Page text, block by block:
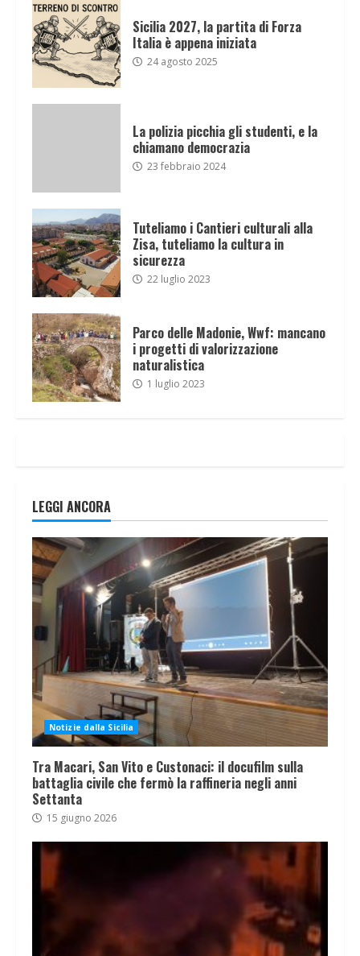
Sicilia 2027, la partita di Forza
Italia è appena iniziata
24 agosto 2025
La polizia picchia gli studenti, e la
chiamano democrazia
23 febbraio 2024
Tuteliamo i Cantieri culturali alla
Zisa, tuteliamo la cultura in
sicurezza
22 luglio 2023
Parco delle Madonie, Wwf: mancano
i progetti di valorizzazione
naturalistica
1 luglio 2023
LEGGI ANCORA
Notizie dalla Sicilia
Tra Macari, San Vito e Custonaci: il docufilm sulla
battaglia civile che fermò la raffineria negli anni
Settanta
15 giugno 2026